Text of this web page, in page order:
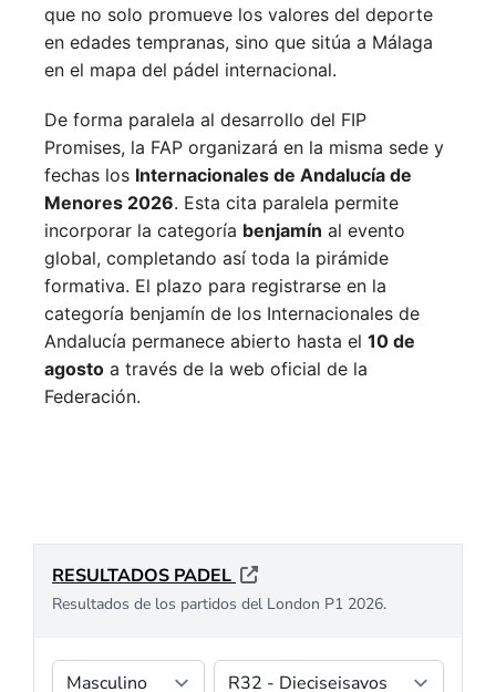
que no solo promueve los valores del deporte
en edades tempranas, sino que sitúa a Málaga
en el mapa del pádel internacional.
De forma paralela al desarrollo del FIP
Promises, la FAP organizará en la misma sede y
fechas los Internacionales de Andalucía de
Menores 2026. Esta cita paralela permite
incorporar la categoría benjamín al evento
global, completando así toda la pirámide
formativa. El plazo para registrarse en la
categoría benjamín de los Internacionales de
Andalucía permanece abierto hasta el 10 de
agosto a través de la web oficial de la
Federación.